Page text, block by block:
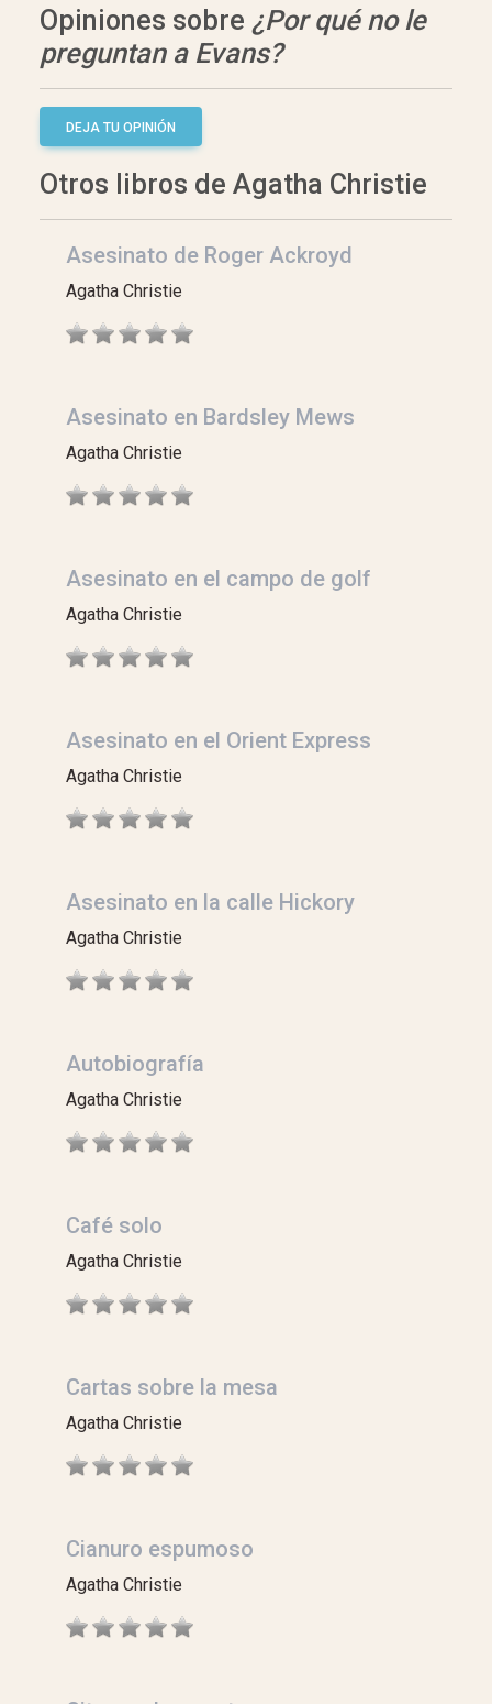
Opiniones sobre ¿Por qué no le
preguntan a Evans?
DEJA TU OPINIÓN
Otros libros de Agatha Christie
Asesinato de Roger Ackroyd
Agatha Christie
Asesinato en Bardsley Mews
Agatha Christie
Asesinato en el campo de golf
Agatha Christie
Asesinato en el Orient Express
Agatha Christie
Asesinato en la calle Hickory
Agatha Christie
Autobiografía
Agatha Christie
Café solo
Agatha Christie
Cartas sobre la mesa
Agatha Christie
Cianuro espumoso
Agatha Christie